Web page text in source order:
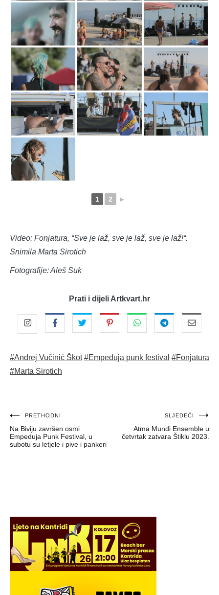
1 2 ►
Video: Fonjatura, “Sve je laž, sve je laž, sve je laž!“.
Snimila Marta Sirotich
Fotografije: Aleš Suk
Prati i dijeli Artkvart.hr
#Andrej Vučinić Škot #Empeduja punk festival #Fonjatura
#Marta Sirotich
Navigacija
objava
PRETHODNI
Na Biviju završen osmi
Empeduja Punk Festival, u
subotu su letjele i pive i pankeri
SLJEDEĆI
Atma Mundi Ensemble u
četvrtak zatvara Štiklu 2023.